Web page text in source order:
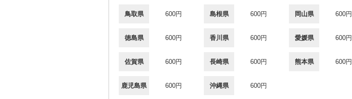
鳥取県 600円 島根県 600円 岡山県 600円
徳島県 600円 香川県 600円 愛媛県 600円
佐賀県 600円 長崎県 600円 熊本県 600円
鹿児島県 600円 沖縄県 600円